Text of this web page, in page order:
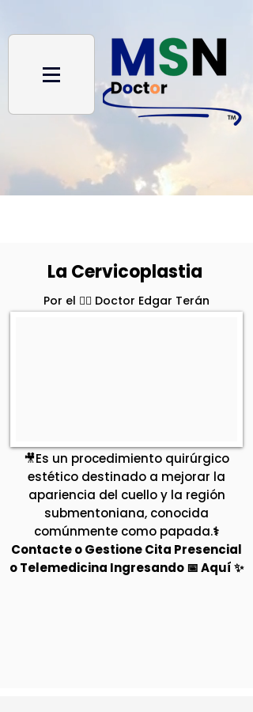
La Cervicoplastia
Por el 👨‍⚕️ Doctor Edgar Terán
🎥Es un procedimiento quirúrgico
estético destinado a mejorar la
apariencia del cuello y la región
submentoniana, conocida
comúnmente como papada.⚕️
Contacte o Gestione Cita Presencial
o Telemedicina Ingresando 📅 Aquí ✨